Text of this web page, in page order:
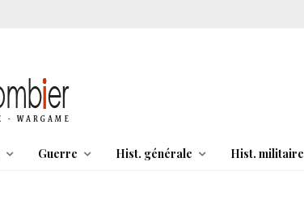
Guerre Hist. générale Hist. militaire